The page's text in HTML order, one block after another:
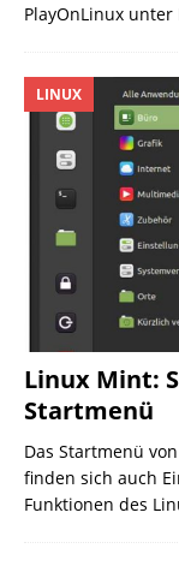
PlayOnLinux
Linux Mint:
Startmenü
LINUX
Das Startmenü
finden sich auch
Funktionen des